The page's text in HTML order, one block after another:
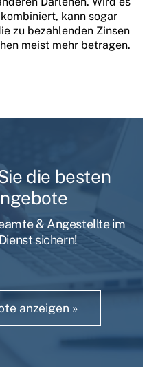
kann sogar
zu bezahlenden Zinsen
meist mehr betragen.
die besten
& Angestellte im
sichern!
anzeigen »